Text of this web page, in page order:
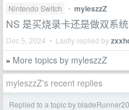
Nintendo Switch • myleszzZ
NS 是买烧录卡还是做双系
Dec 5, 2024 • Lastly replied by
» More topics by myleszzZ
myleszzZ's recent replies
Replied to a topic by